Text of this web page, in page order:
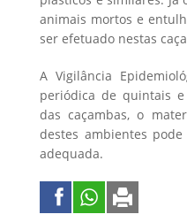
animais mortos e
ser efetuado nestas
A Vigilância
periódica de quintais
das caçambas, o
destes ambientes
adequada.